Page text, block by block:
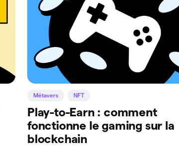
Métavers NFT
Play-to-Earn : comment
fonctionne le gaming sur la
blockchain